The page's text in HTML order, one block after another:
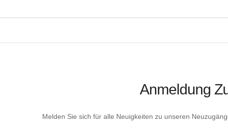
Anmeldung
Melden Sie sich für alle Neuigkeiten zu unseren